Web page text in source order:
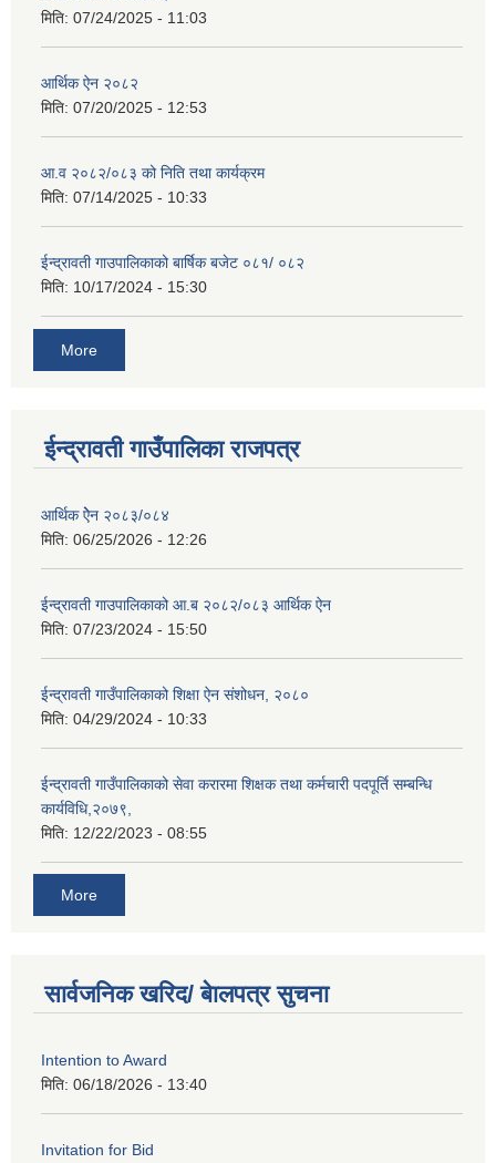
मिति: 07/24/2025 - 11:03
आर्थिक ऐन २०८२
मिति: 07/20/2025 - 12:53
आ.व २०८२/०८३ को निति तथा कार्यक्रम
मिति: 07/14/2025 - 10:33
ईन्द्रावती गाउपालिकाको बार्षिक बजेट ०८१/ ०८२
मिति: 10/17/2024 - 15:30
More
ईन्द्रावती गाउँपालिका राजपत्र
आर्थिक ऐेन २०८३/०८४
मिति: 06/25/2026 - 12:26
ईन्द्रावती गाउपालिकाको आ.ब २०८२/०८३ आर्थिक ऐन
मिति: 07/23/2024 - 15:50
ईन्द्रावती गाउँपालिकाको शिक्षा ऐन संशोधन, २०८०
मिति: 04/29/2024 - 10:33
ईन्द्रावती गाउँपालिकाको सेवा करारमा शिक्षक तथा कर्मचारी पदपूर्ति सम्बन्धि
कार्यविधि,२०७९,
मिति: 12/22/2023 - 08:55
More
सार्वजनिक खरिद/ बेालपत्र सुचना
Intention to Award
मिति: 06/18/2026 - 13:40
Invitation for Bid